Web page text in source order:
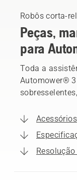
Robôs corta-
Peças,
para
Toda a
Automower®
Acessórios